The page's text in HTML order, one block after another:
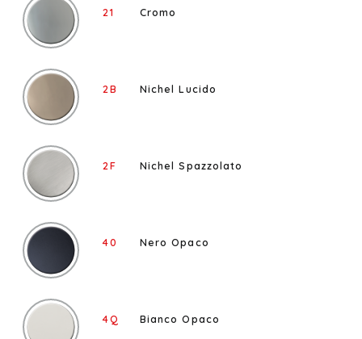
21 Cromo
2B Nichel Lucido
2F Nichel Spazzolato
40 Nero Opaco
4Q Bianco Opaco